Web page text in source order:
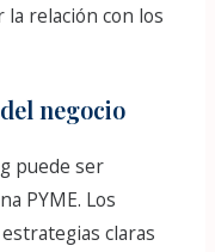
relación con los
negocio
puede ser
PYME. Los
claras